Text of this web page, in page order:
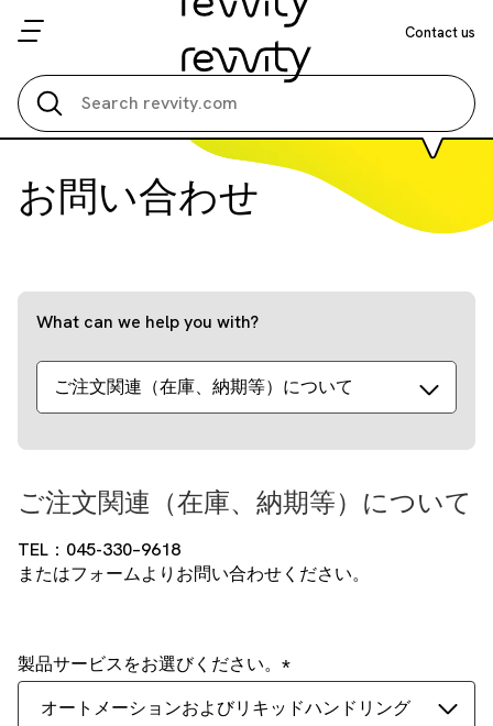
Contact us
お問い合わせ
What can we help you with?
ご注文関連（在庫、納期等）について
ご注文関連（在庫、納期等）について
TEL：045-330–9618
またはフォームよりお問い合わせください。
製品サービスをお選びください。
オートメーションおよびリキッドハンドリング